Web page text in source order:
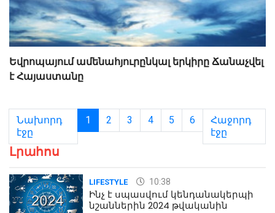
Եվրոպայում ամենահյուրընկալ երկիրը Ճանաչվել
է Հայաստանը
Նախորդ
էջը
1 2 3 4 5 6
Հաջորդ
էջը
Լրահոս
LIFESTYLE 10:38
Ինչ է սպասվում կենդանակերպի
նշաններին 2024 թվականին